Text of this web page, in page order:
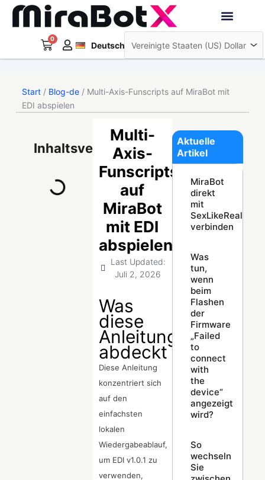
Zum
0
WarenkorbDeutsch
Français
日本語
Start/ Blog-de/ Multi-Axis-Funscripts auf MiraBot mit
EDI abspielen
Inhaltsverzeichnis
Multi-
Axis-
Funscripts
auf
MiraBot
mit EDI
abspielen
Last Updated:
Juli 2, 2026
Was
diese
Anleitung
abdeckt
Diese Anleitung
konzentriert sich
auf den
einfachsten
lokalen
Wiedergabeablauf,
um EDI v1.0.1 zu
verwenden,
Aktuelle
Artikel
MiraBot
direkt
mit
SexLikeReal
verbinden
Was
tun,
wenn
beim
Flashen
der
Firmware
„Failed
to
connect
with
the
device“
angezeigt
wird?
So
wechseln
Sie